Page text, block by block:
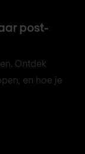
post-
Ontdek
en hoe je